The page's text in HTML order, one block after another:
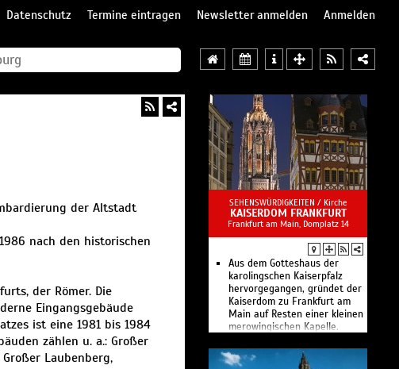
Datenschutz Termine eintragen Newsletter anmelden
Anmelden
der Altstadt
nach den historischen
der Römer. Die
Eingangsgebäude
ist eine 1981 bis 1984
zählen u. a.: Großer
Laubenberg,
SEHENSWÜRDIGKEITEN / Kirche
KAISERDOM FRANKFURT
Frankfurt am Main, Domplatz 14
Aus dem Gotteshaus der
karolingschen Kaiserpfalz
hervorgegangen, gründet der
Kaiserdom zu Frankfurt am
Main auf Resten einer kleinen
merowingischen Kapelle.